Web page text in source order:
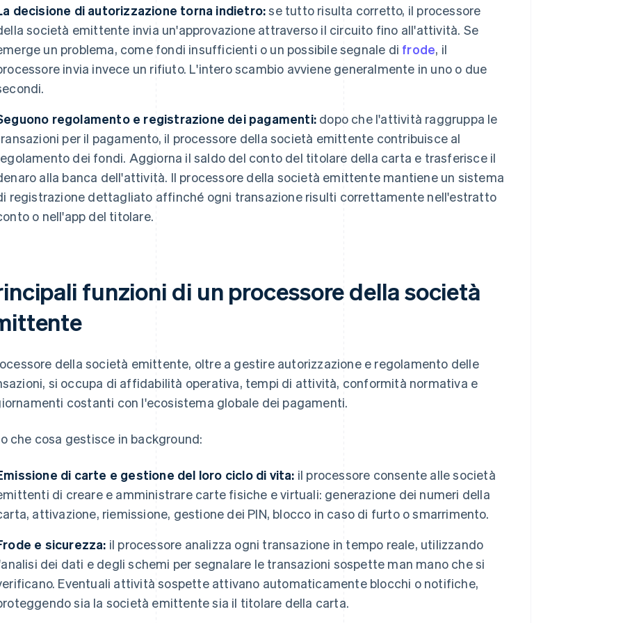
decisione di autorizzazione torna indietro:se tutto risulta corretto, il processore
società emittente invia un'approvazione attraverso il circuito fino all'attività. Se
un problema, come fondi insufficienti o un possibile segnale di frode, il
invia invece un rifiuto. L'intero scambio avviene generalmente in uno o due
regolamento e registrazione dei pagamenti: dopo che l'attività raggruppa le
per il pagamento, il processore della società emittente contribuisce al
dei fondi. Aggiorna il saldo del conto del titolare della carta e trasferisce il
alla banca dell'attività. Il processore della società emittente mantiene un sistema
registrazione dettagliato affinché ogni transazione risulti correttamente nell'estratto
o nell'app del titolare.
funzioni di un processore della società
della società emittente, oltre a gestire autorizzazione e regolamento delle
si occupa di affidabilità operativa, tempi di attività, conformità normativa e
costanti con l'ecosistema globale dei pagamenti.
che cosa gestisce in background:
di carte e gestione del loro ciclo di vita: il processore consente alle società
di creare e amministrare carte fisiche e virtuali: generazione dei numeri della
attivazione, riemissione, gestione dei PIN, blocco in caso di furto o smarrimento.
e sicurezza: il processore analizza ogni transazione in tempo reale, utilizzando
dei dati e degli schemi per segnalare le transazioni sospette man mano che si
Eventuali attività sospette attivano automaticamente blocchi o notifiche,
sia la società emittente sia il titolare della carta.